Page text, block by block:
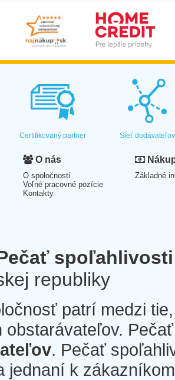
Certifikovaný partner Sieť dodávateľov
O nás
O spoločnosti
Voľné pracovné pozície
Kontakty
Základné
spoľahlivosti
republiky
patrí medzi
obstarávateľov.
. Pečať
jednaní k